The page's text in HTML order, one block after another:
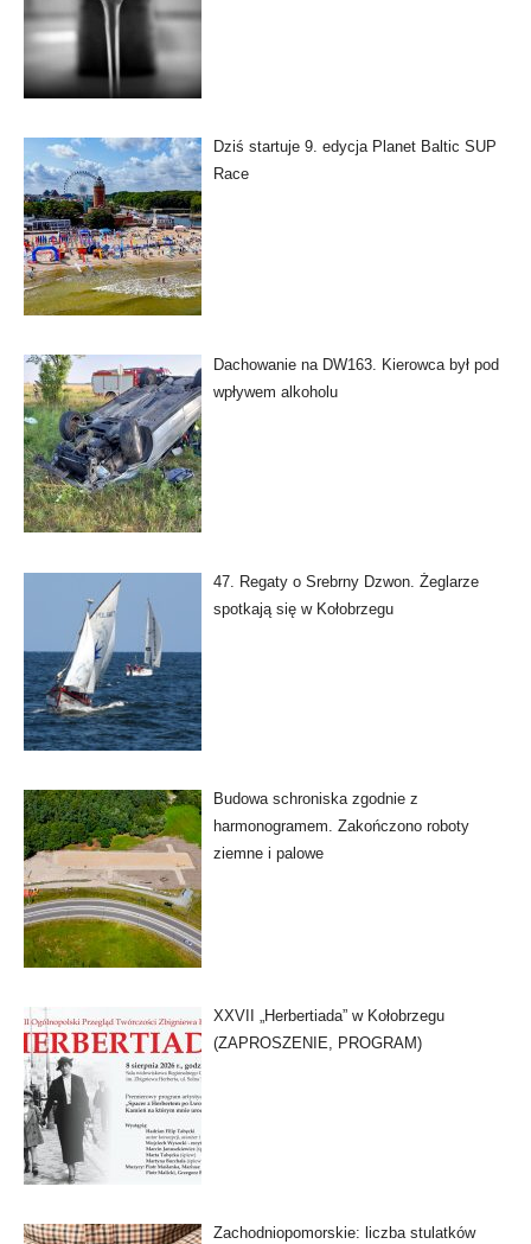
Dziś startuje 9. edycja Planet Baltic SUP
Race
Dachowanie na DW163. Kierowca był pod
wpływem alkoholu
47. Regaty o Srebrny Dzwon. Żeglarze
spotkają się w Kołobrzegu
Budowa schroniska zgodnie z
harmonogramem. Zakończono roboty
ziemne i palowe
XXVII „Herbertiada” w Kołobrzegu
(ZAPROSZENIE, PROGRAM)
Zachodniopomorskie: liczba stulatków